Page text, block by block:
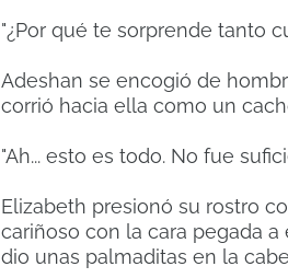
"¿Por qué te sorprende tanto
Adeshan se encogió de
corrió hacia ella como un
"Ah... esto es todo. No fue
Elizabeth presionó su rostro
cariñoso con la cara pegada
dio unas palmaditas en la